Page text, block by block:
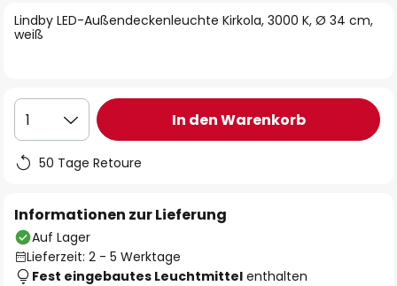
Lindby LED-Außendeckenleuchte Kirkola, 3000 K, Ø 34 cm,
weiß
1 In den Warenkorb
50 Tage Retoure
Informationen zur Lieferung
Auf Lager
Lieferzeit: 2 - 5 Werktage
Fest eingebautes Leuchtmittel enthalten